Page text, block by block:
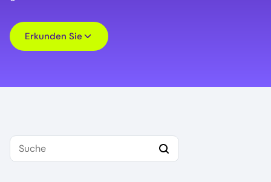
Erkunden Sie
Suche